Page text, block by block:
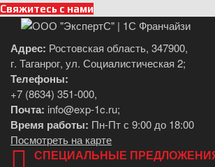
Свяжитесь с нами
Адрес: Ростовская область, 347900,
г. Таганрог, ул. Социалистическая 2;
Телефоны:
+7 (8634) 351-000,
Почта: info@exp-1c.ru;
Время работы: Пн-Пт с 9:00 до 18:00
Посмотреть на карте
СПЕЦИАЛЬНЫЕ